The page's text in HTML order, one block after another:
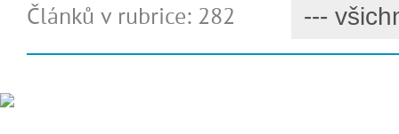
Článků v rubrice: 282